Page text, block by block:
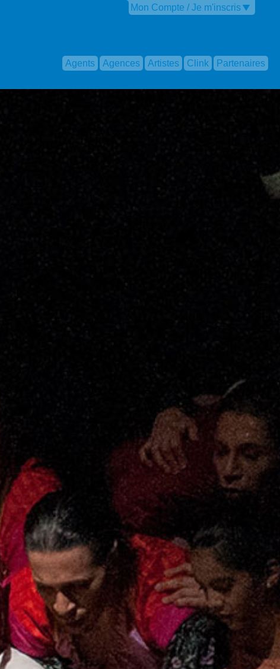
Mon Compte / Je m'inscris
Agents Agences Artistes Clink Partenaires